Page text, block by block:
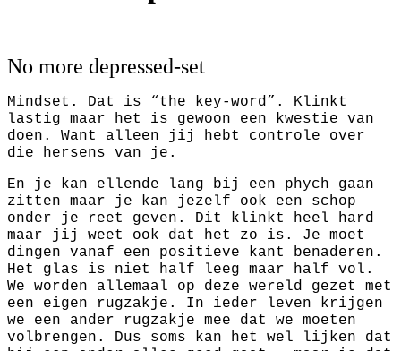
No more depressed-set
Mindset. Dat is “the key-word”. Klinkt
lastig maar het is gewoon een kwestie van
doen. Want alleen jij hebt controle over
die hersens van je.
En je kan ellende lang bij een phych gaan
zitten maar je kan jezelf ook een schop
onder je reet geven. Dit klinkt heel hard
maar jij weet ook dat het zo is. Je moet
dingen vanaf een positieve kant benaderen.
Het glas is niet half leeg maar half vol.
We worden allemaal op deze wereld gezet met
een eigen rugzakje. In ieder leven krijgen
we een ander rugzakje mee dat we moeten
volbrengen. Dus soms kan het wel lijken dat